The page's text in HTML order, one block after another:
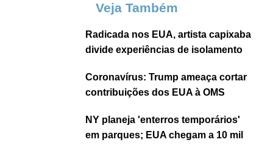
Veja Também
Radicada nos EUA, artista capixaba
divide experiências de isolamento
Coronavírus: Trump ameaça cortar
contribuições dos EUA à OMS
NY planeja 'enterros temporários'
em parques; EUA chegam a 10 mil